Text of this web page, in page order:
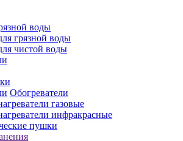
воды
грязной воды
чистой воды
Обогреватели
газовые
инфракрасные
пушки